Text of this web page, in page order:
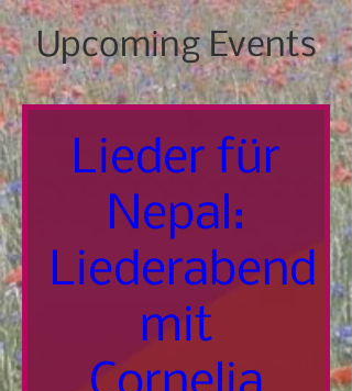
Upcoming Events
Lieder für
Nepal:
Liederabend
mit